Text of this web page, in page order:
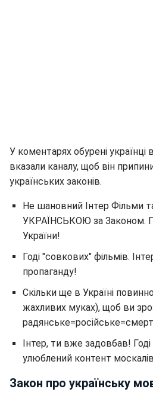
У коментарях обурені українці
вказали каналу, щоб він
українських законів.
Не шановний Інтер Фільми
УКРАЇНСЬКОЮ за Законом.
України!
Годі "совкових" фільмів.
пропаганду!
Скільки ще в Україні
жахливих муках), щоб ви
Інтер, ти вже задовбав!
улюблений контент
Закон про українську